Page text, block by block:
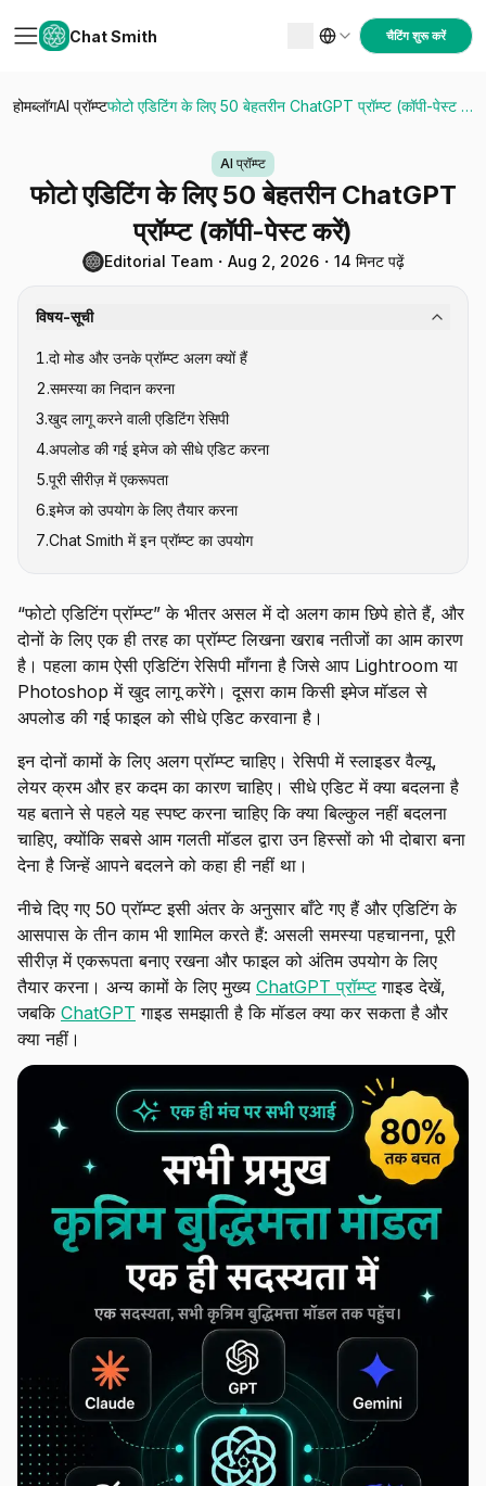
Chat Smith चैटिंग शुरू करें
होमब्लॉगAI प्रॉम्प्ट फोटो एडिटिंग के लिए 50 बेहतरीन ChatGPT प्रॉम्प्ट (कॉपी-पेस्ट करें)
AI प्रॉम्प्ट
फोटो एडिटिंग के लिए 50 बेहतरीन ChatGPT
प्रॉम्प्ट (कॉपी-पेस्ट करें)
Editorial Team・ Aug 2, 2026・ 14 मिनट पढ़ें
विषय-सूची
1.दो मोड और उनके प्रॉम्प्ट अलग क्यों हैं
2.समस्या का निदान करना
3.खुद लागू करने वाली एडिटिंग रेसिपी
4.अपलोड की गई इमेज को सीधे एडिट करना
5.पूरी सीरीज़ में एकरूपता
6.इमेज को उपयोग के लिए तैयार करना
7.Chat Smith में इन प्रॉम्प्ट का उपयोग
“फोटो एडिटिंग प्रॉम्प्ट” के भीतर असल में दो अलग काम छिपे होते हैं, और
दोनों के लिए एक ही तरह का प्रॉम्प्ट लिखना खराब नतीजों का आम कारण
है। पहला काम ऐसी एडिटिंग रेसिपी माँगना है जिसे आप Lightroom या
Photoshop में खुद लागू करेंगे। दूसरा काम किसी इमेज मॉडल से
अपलोड की गई फाइल को सीधे एडिट करवाना है।
इन दोनों कामों के लिए अलग प्रॉम्प्ट चाहिए। रेसिपी में स्लाइडर वैल्यू,
लेयर क्रम और हर कदम का कारण चाहिए। सीधे एडिट में क्या बदलना है
यह बताने से पहले यह स्पष्ट करना चाहिए कि क्या बिल्कुल नहीं बदलना
चाहिए, क्योंकि सबसे आम गलती मॉडल द्वारा उन हिस्सों को भी दोबारा बना
देना है जिन्हें आपने बदलने को कहा ही नहीं था।
नीचे दिए गए 50 प्रॉम्प्ट इसी अंतर के अनुसार बाँटे गए हैं और एडिटिंग के
आसपास के तीन काम भी शामिल करते हैं: असली समस्या पहचानना, पूरी
सीरीज़ में एकरूपता बनाए रखना और फाइल को अंतिम उपयोग के लिए
तैयार करना। अन्य कामों के लिए मुख्य ChatGPT प्रॉम्प्टगाइड देखें,
जबकि ChatGPT गाइड समझाती है कि मॉडल क्या कर सकता है और
क्या नहीं।